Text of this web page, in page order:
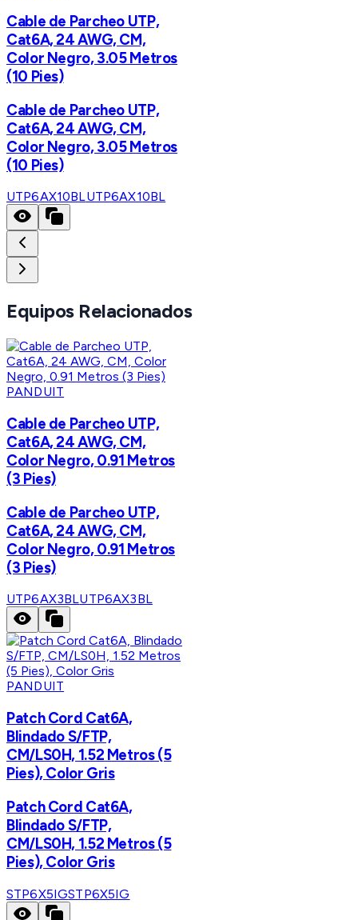
Cable de Parcheo UTP,
Cat6A, 24 AWG, CM,
Color Negro, 3.05 Metros
(10 Pies)
Cable de Parcheo UTP,
Cat6A, 24 AWG, CM,
Color Negro, 3.05 Metros
(10 Pies)
UTP6AX10BLUTP6AX10BL
Equipos Relacionados
PANDUIT
Cable de Parcheo UTP,
Cat6A, 24 AWG, CM,
Color Negro, 0.91 Metros
(3 Pies)
Cable de Parcheo UTP,
Cat6A, 24 AWG, CM,
Color Negro, 0.91 Metros
(3 Pies)
UTP6AX3BLUTP6AX3BL
PANDUIT
Patch Cord Cat6A,
Blindado S/FTP,
CM/LS0H, 1.52 Metros (5
Pies), Color Gris
Patch Cord Cat6A,
Blindado S/FTP,
CM/LS0H, 1.52 Metros (5
Pies), Color Gris
STP6X5IGSTP6X5IG